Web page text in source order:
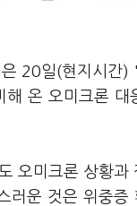
20일(현지시간
온 오미크론 대
오미크론 상황
운 것은 위중증